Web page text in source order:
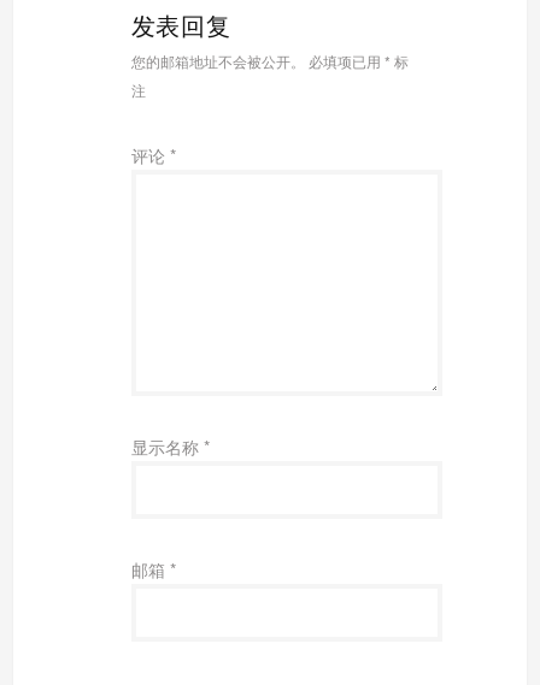
发表回复
您的邮箱地址不会被公开。 必填项已用 * 标
注
评论 *
显示名称 *
邮箱 *